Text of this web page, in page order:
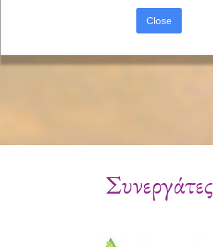
Συνεργάτες
Close